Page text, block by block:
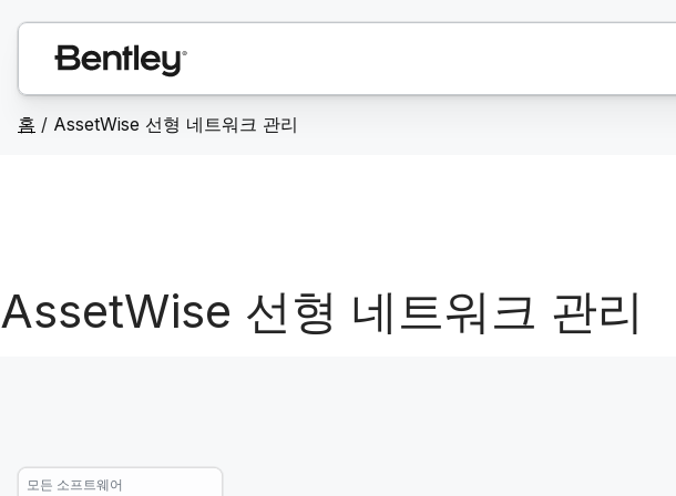
홈 / AssetWise 선형 네트워크 관리
AssetWise 선형 네트워크 관리
모든 소프트웨어